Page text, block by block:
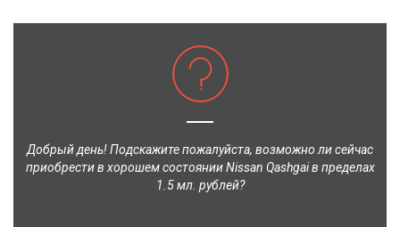
Добрый день! Подскажите пожалуйста, возможно ли сейчас
приобрести в хорошем состоянии Nissan Qashgai в пределах
1.5 мл. рублей?